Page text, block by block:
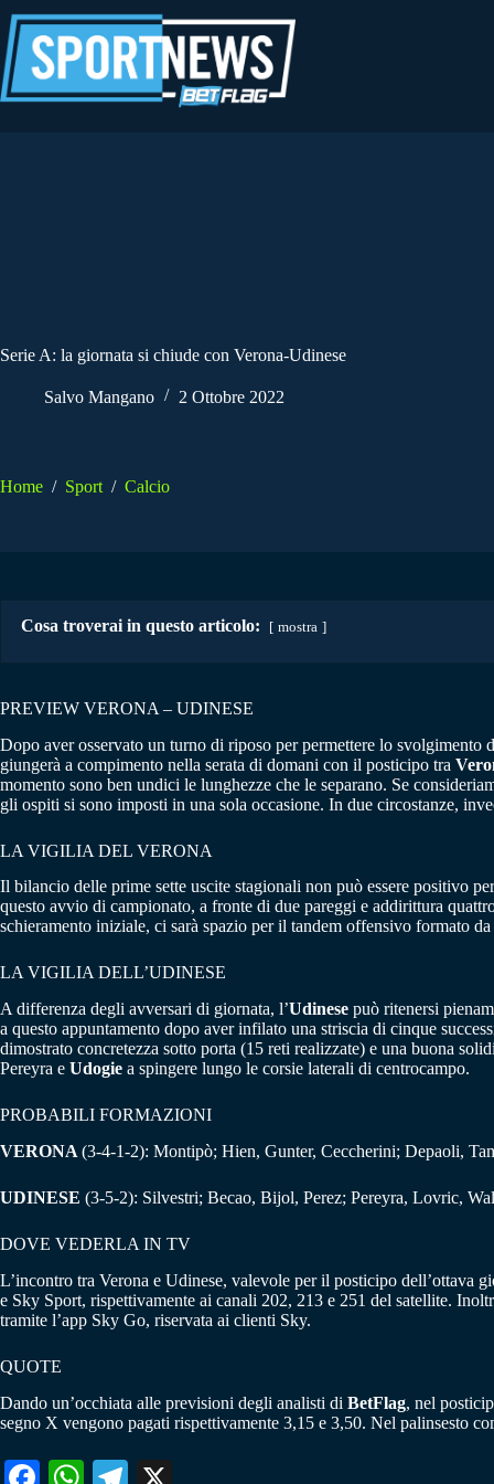
al
contenuto
Serie A: la giornata si chiude con Verona-Udinese
Salvo Mangano 2 Ottobre 2022
Home / Sport / Calcio
Cosa troverai in questo articolo: mostra
PREVIEW VERONA – UDINESE
Dopo aver osservato un turno di riposo per permettere lo
giungerà a compimento nella serata di domani con il posticipo tra
momento sono ben undici le lunghezze che le separano. Se
gli ospiti si sono imposti in una sola occasione. In due circostanze,
LA VIGILIA DEL VERONA
Il bilancio delle prime sette uscite stagionali non può essere positivo
questo avvio di campionato, a fronte di due pareggi e addirittura
schieramento iniziale, ci sarà spazio per il tandem offensivo formato da
LA VIGILIA DELL’UDINESE
A differenza degli avversari di giornata, l’Udinese può ritenersi
a questo appuntamento dopo aver infilato una striscia di cinque
dimostrato concretezza sotto porta (15 reti realizzate) e una buona
Pereyra e Udogie a spingere lungo le corsie laterali di centrocampo.
PROBABILI FORMAZIONI
VERONA (3-4-1-2): Montipò; Hien, Gunter, Ceccherini; Depaoli,
UDINESE (3-5-2): Silvestri; Becao, Bijol, Perez; Pereyra, Lovric,
DOVE VEDERLA IN TV
L’incontro tra Verona e Udinese, valevole per il posticipo dell’ottava
e Sky Sport, rispettivamente ai canali 202, 213 e 251 del satellite.
tramite l’app Sky Go, riservata ai clienti Sky.
QUOTE
Dando un’occhiata alle previsioni degli analisti di BetFlag, nel
segno X vengono pagati rispettivamente 3,15 e 3,50. Nel palinsesto